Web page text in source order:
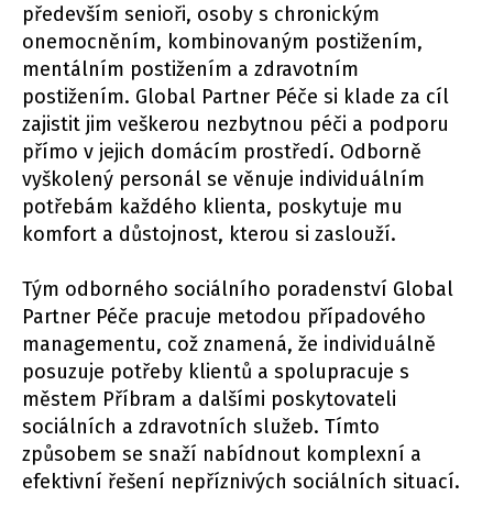
především senioři, osoby s chronickým
onemocněním, kombinovaným postižením,
mentálním postižením a zdravotním
postižením. Global Partner Péče si klade za cíl
zajistit jim veškerou nezbytnou péči a podporu
přímo v jejich domácím prostředí. Odborně
vyškolený personál se věnuje individuálním
potřebám každého klienta, poskytuje mu
komfort a důstojnost, kterou si zaslouží.
Tým odborného sociálního poradenství Global
Partner Péče pracuje metodou případového
managementu, což znamená, že individuálně
posuzuje potřeby klientů a spolupracuje s
městem Příbram a dalšími poskytovateli
sociálních a zdravotních služeb. Tímto
způsobem se snaží nabídnout komplexní a
efektivní řešení nepříznivých sociálních situací.